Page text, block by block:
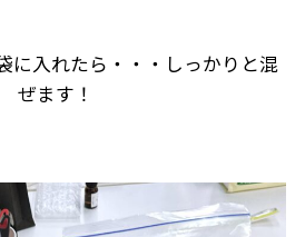
に入れたら・・・しっかりと混
ぜます！